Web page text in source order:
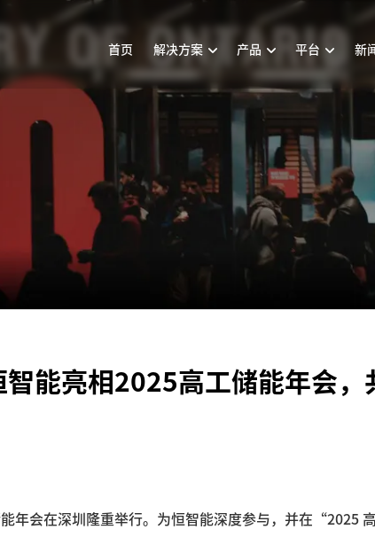
首页 解决方案 产品 平台 新
智能亮相2025高工储能年会，
年会在深圳隆重举行。为恒智能深度参与，并在“2025